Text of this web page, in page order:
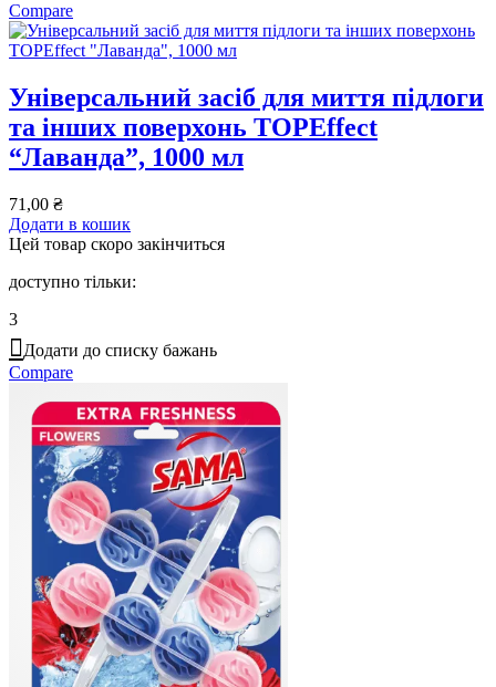
Compare
Універсальний засіб для миття підлоги
та інших поверхонь TOPEffect
“Лаванда”, 1000 мл
71,00 ₴
Додати в кошик
Цей товар скоро закінчиться
доступно тільки:
3
Додати до списку бажань
Compare